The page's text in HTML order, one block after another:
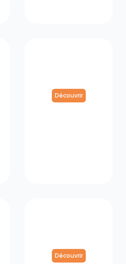
Découvrir
Découvrir